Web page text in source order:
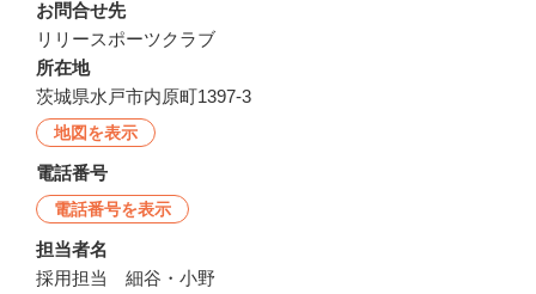
お問合せ先
リリースポーツクラブ
所在地
茨城県水戸市内原町1397-3
地図を表示
電話番号
電話番号を表示
担当者名
採用担当 細谷・小野